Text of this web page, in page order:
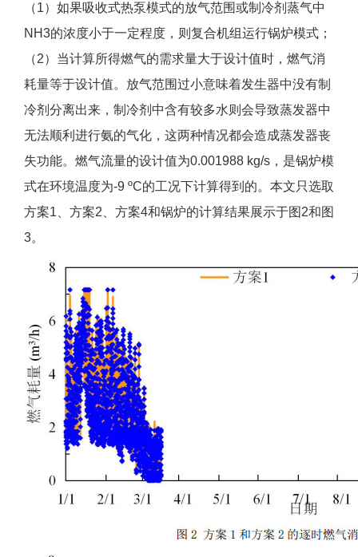
（1）如果吸收式热泵模式的放气范围或制冷剂蒸气中
NH3的浓度小于一定程度，则复合机组运行锅炉模式；
（2）当计算所得燃气的需求量大于设计值时，燃气消
耗量等于设计值。放气范围过小意味着发生器中没有制
冷剂分离出来，制冷剂中含有较多水则会导致蒸发器中
无法顺利进行氨的气化，这两种情况都会造成蒸发器丧
失功能。燃气流量的设计值为0.001988 kg/s，是锅炉模
式在环境温度为-9 ºC的工况下计算得到的。本文只选取
方案1、方案2、方案4和锅炉的计算结果展示于图2和图
3。